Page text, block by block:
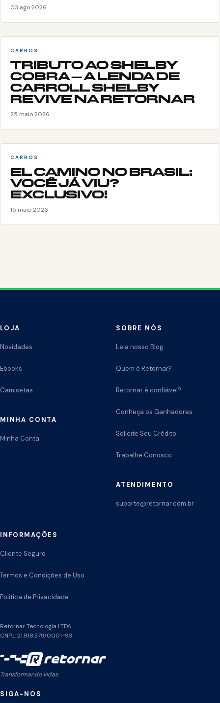
03 ago 2026
CARROS
TRIBUTO AO SHELBY
COBRA – A LENDA DE
CARROLL SHELBY
REVIVE NA RETORNAR
25 maio 2026
CARROS
EL CAMINO NO BRASIL:
VOCÊ JÁ VIU?
EXCLUSIVO!
15 maio 2026
LOJA
Novidades
Ebooks
Camisetas
MINHA CONTA
Minha Conta
SOBRE NÓS
Leia nosso Blog
Quem é Retornar?
Retornar é confiável?
Conheça os Ganhadores
Solicite Seu Crédito
Trabalhe Conosco
ATENDIMENTO
suporte@retornar.com.br
INFORMAÇÕES
Cliente Seguro
Termos e Condições de Uso
Política de Privacidade
Retornar Tecnologia LTDA
CNPJ: 21.918.379/0001-93
Transformando vidas
SIGA-NOS